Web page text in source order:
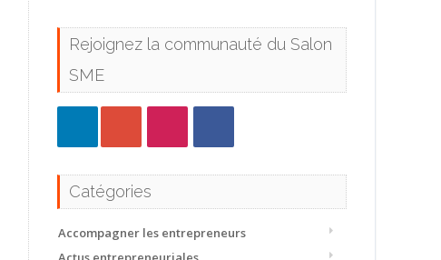
Rejoignez la communauté du Salon
SME
Catégories
Accompagner les entrepreneurs